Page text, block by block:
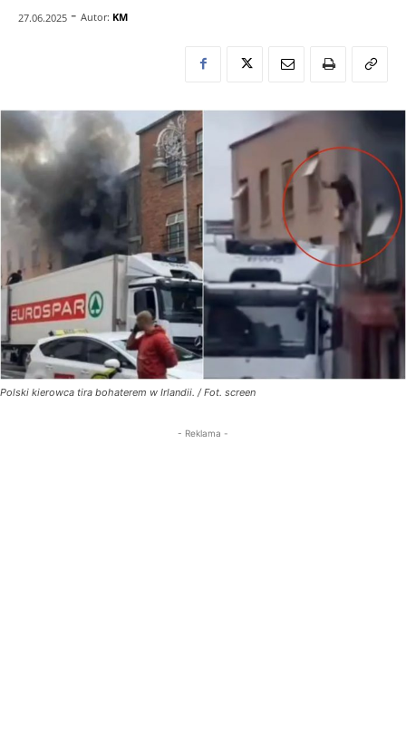
27.06.2025 - Autor: KM
Polski kierowca tira bohaterem w Irlandii. / Fot. screen
- Reklama -